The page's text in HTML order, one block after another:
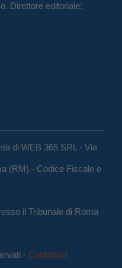
Direttore editoriale:
di WEB 365 SRL - Via
(RM) - Codice Fiscale e
il Tribunale di Roma
- Contattaci